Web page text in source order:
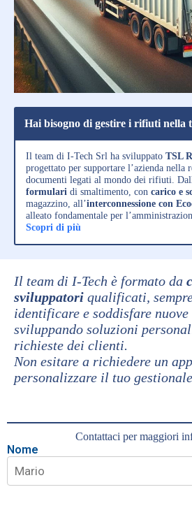
Hai bisogno di gestire i rifiuti nella
Il team di I-Tech Srl ha sviluppato TSL
progettato per supportare l’azienda nella
documenti legati al mondo dei rifiuti.
formulari di smaltimento, con carico e
magazzino, all’interconnessione con
alleato fondamentale per
Scopri di più
Il team di I-Tech è formato da
sviluppatori qualificati,
identificare e soddisfare nuove
sviluppando soluzioni
richieste dei clienti.
Non esitare a richiedere un
personalizzare il tuo
Contattaci per maggiori
Nome